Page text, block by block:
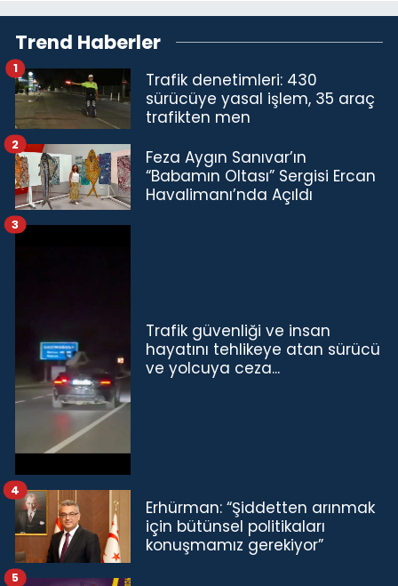
Trend Haberler
Trafik denetimleri: 430
sürücüye yasal işlem, 35 araç
trafikten men
1
Feza Aygın Sanıvar’ın
“Babamın Oltası” Sergisi Ercan
Havalimanı’nda Açıldı
2
Trafik güvenliği ve insan
hayatını tehlikeye atan sürücü
ve yolcuya ceza...
3
Erhürman: “Şiddetten arınmak
için bütünsel politikaları
konuşmamız gerekiyor”
4
5